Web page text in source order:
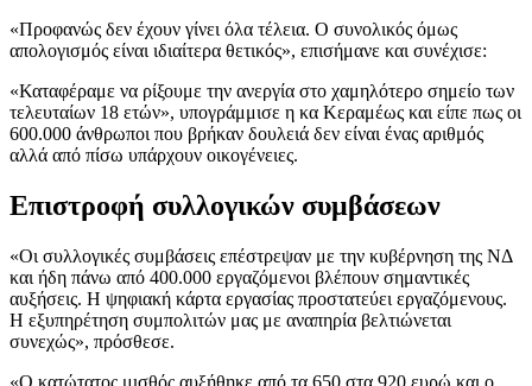
«Προφανώς δεν έχουν γίνει όλα τέλεια. Ο συνολικός όμως
απολογισμός είναι ιδιαίτερα θετικός», επισήμανε και συνέχισε:
«Καταφέραμε να ρίξουμε την ανεργία στο χαμηλότερο σημείο των
τελευταίων 18 ετών», υπογράμμισε η κα Κεραμέως και είπε πως οι
600.000 άνθρωποι που βρήκαν δουλειά δεν είναι ένας αριθμός
αλλά από πίσω υπάρχουν οικογένειες.
Επιστροφή συλλογικών συμβάσεων
«Οι συλλογικές συμβάσεις επέστρεψαν με την κυβέρνηση της ΝΔ
και ήδη πάνω από 400.000 εργαζόμενοι βλέπουν σημαντικές
αυξήσεις. Η ψηφιακή κάρτα εργασίας προστατεύει εργαζόμενους.
Η εξυπηρέτηση συμπολιτών μας με αναπηρία βελτιώνεται
συνεχώς», πρόσθεσε.
«Ο κατώτατος μισθός αυξήθηκε από τα 650 στα 920 ευρώ και ο